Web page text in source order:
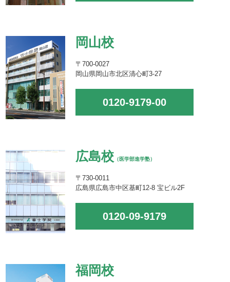
岡山校
〒700-0027
岡山県岡山市北区清心町3-27
0120-9179-00
広島校 （医学部進学塾）
〒730-0011
広島県広島市中区基町12-8 宝ビル2F
0120-09-9179
福岡校